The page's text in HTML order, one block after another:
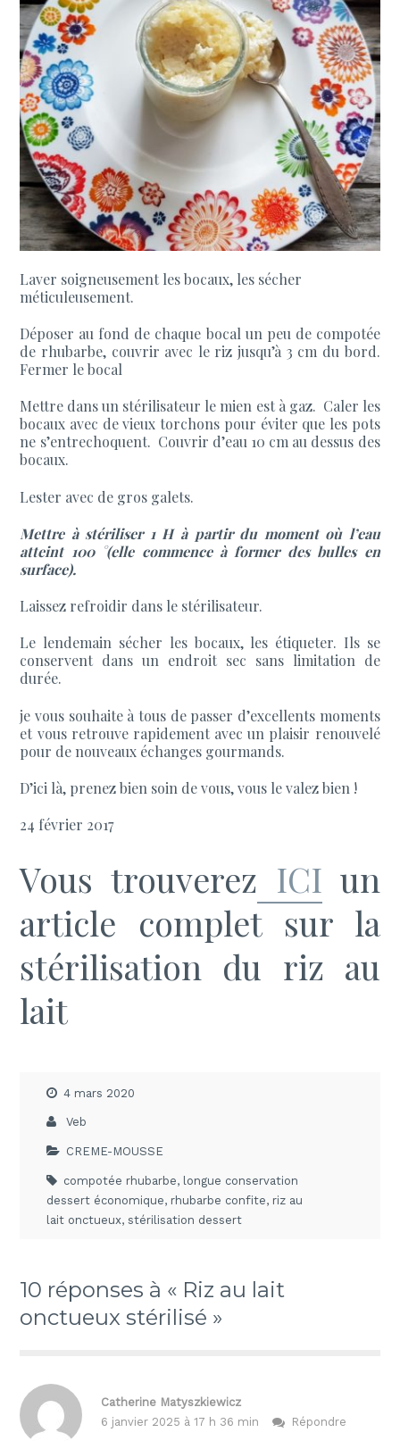
Laver soigneusement les bocaux, les sécher
méticuleusement.
Déposer au fond de chaque bocal un peu de compotée
de rhubarbe, couvrir avec le riz jusqu’à 3 cm du bord.
Fermer le bocal
Mettre dans un stérilisateur le mien est à gaz. Caler les
bocaux avec de vieux torchons pour éviter que les pots
ne s’entrechoquent. Couvrir d’eau 10 cm au dessus des
bocaux.
Lester avec de gros galets.
Mettre à stériliser 1 H à partir du moment où l’eau
atteint 100 °(elle commence à former des bulles en
surface).
Laissez refroidir dans le stérilisateur.
Le lendemain sécher les bocaux, les étiqueter. Ils se
conservent dans un endroit sec sans limitation de
durée.
je vous souhaite à tous de passer d’excellents moments
et vous retrouve rapidement avec un plaisir renouvelé
pour de nouveaux échanges gourmands.
D’ici là, prenez bien soin de vous, vous le valez bien !
24 février 2017
Vous trouverez ICI un
article complet sur la
stérilisation du riz au
lait
4 mars 2020
Veb
CREME-MOUSSE
compotée rhubarbe, longue conservation
dessert économique, rhubarbe confite, riz au
lait onctueux,stérilisation dessert
10 réponses à « Riz au lait
onctueux stérilisé »
Catherine Matyszkiewicz
6 janvier 2025 à 17 h 36 min
Répondre